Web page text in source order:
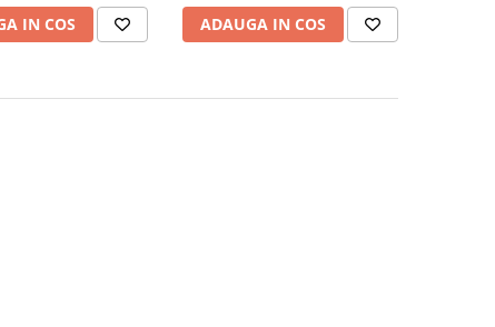
IN COS
incluse DISRT09 (BK87095)
ADAUGA IN COS